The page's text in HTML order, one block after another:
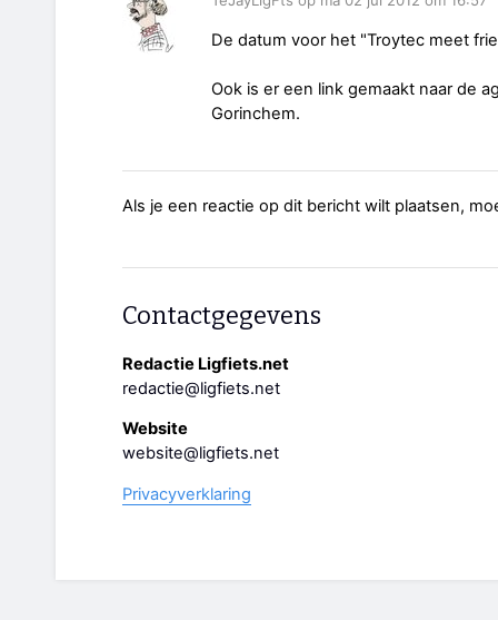
De datum voor het "Troytec meet
Ook is er een link gemaakt naar de
Gorinchem.
Als je een reactie op dit bericht wilt plaatsen,
Contactgegevens
Redactie Ligfiets.net
redactie@ligfiets.net
Website
website@ligfiets.net
Privacyverklaring